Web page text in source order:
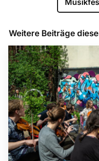
Weitere Beiträge